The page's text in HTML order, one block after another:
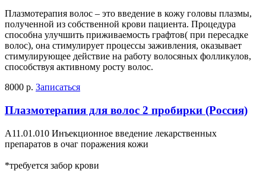
Плазмотерапия волос – это введение в кожу головы плазмы,
полученной из собственной крови пациента. Процедура
способна улучшить приживаемость графтов( при пересадке
волос), она стимулирует процессы заживления, оказывает
стимулирующее действие на работу волосяных фолликулов,
способствуя активному росту волос.
8000 р. Записаться
Плазмотерапия для волос 2 пробирки (Россия)
А11.01.010 Инъекционное введение лекарственных
препаратов в очаг поражения кожи
*требуется забор крови